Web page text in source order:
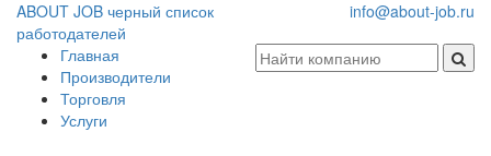
ABOUT JOB черный список
работодателей
info@about-job.ru
Главная
Производители
Торговля
Услуги